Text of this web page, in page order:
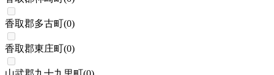
香取郡多古町(0)
香取郡東庄町(0)